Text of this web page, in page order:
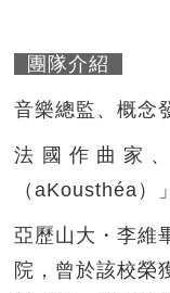
團隊介紹
音樂總監、概念
法國作曲家
（aKousthéa）
亞歷山大・李維
院，曾於該校榮